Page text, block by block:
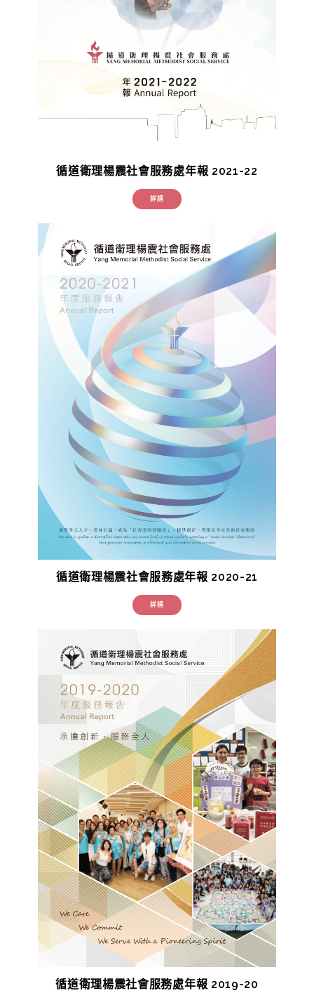
循道衛理楊震社會服務處年報 2021-22
詳請
循道衛理楊震社會服務處年報 2020-21
詳請
循道衛理楊震社會服務處年報 2019-20